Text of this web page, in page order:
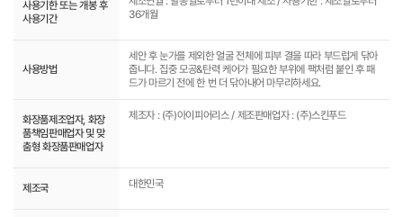
사용기한 또는 개봉 후
사용기간
36개월
사용방법
세안 후 눈가를 제외한 얼굴 전체에 피부 결을 따라 부드럽게 닦아
줍니다. 집중 모공&탄력 케어가 필요한 부위에 팩처럼 붙인 후 패
드가 마르기 전에 한 번 더 닦아내어 마무리하세요.
화장품제조업자, 화장
품책임판매업자 및 맞
춤형 화장품판매업자
제조자 : (주)아이피어리스 / 제조판매업자 : (주)스킨푸드
제조국 대한민국